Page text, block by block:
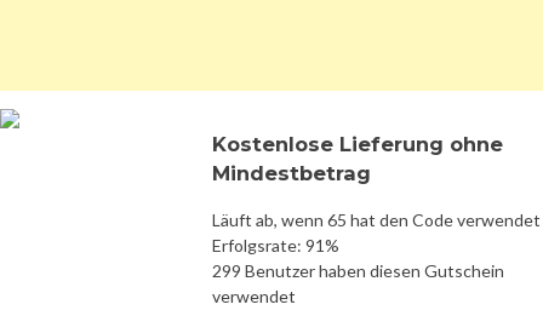
Kostenlose Lieferung ohne
Mindestbetrag
Läuft ab, wenn 65 hat den Code verwendet
Erfolgsrate: 91%
299 Benutzer haben diesen Gutschein
verwendet